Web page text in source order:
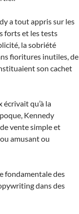
a tout appris sur les
forts et les tests
la sobriété
fioritures inutiles, de
son cachet
écrivait qu’à la
Kennedy
vente simple et
amusant ou
fondamentale des
dans des